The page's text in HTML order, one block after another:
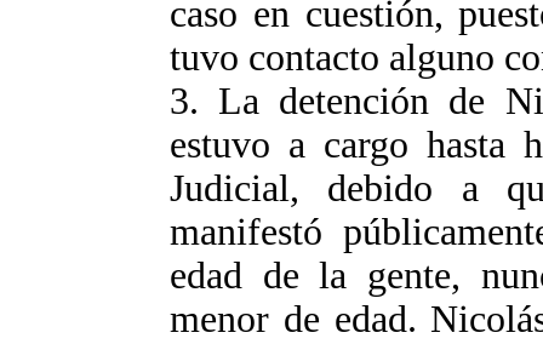
caso en cuestión,
tuvo contacto alguno
3. La detención de
estuvo a cargo hasta
Judicial, debido a
manifestó
edad de la gente,
menor de edad.